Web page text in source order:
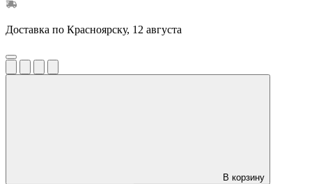
Доставка по Красноярску, 12 августа
В корзину